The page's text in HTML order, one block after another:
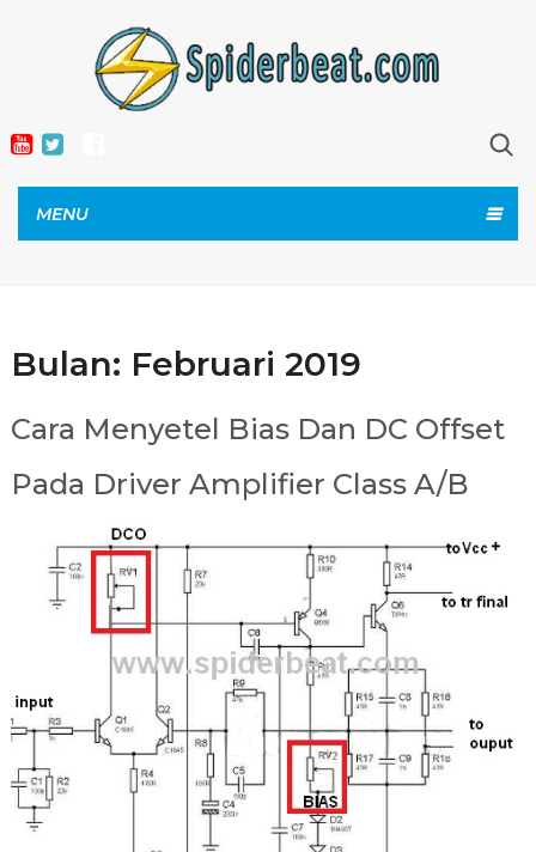
MENU
Bulan: Februari 2019
Cara Menyetel Bias Dan DC Offset
Pada Driver Amplifier Class A/B